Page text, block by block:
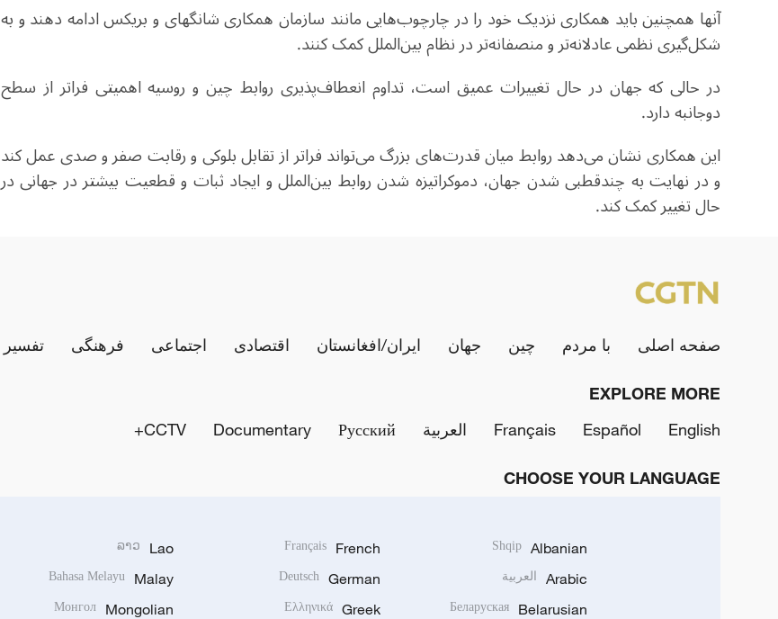
آنها همچنین باید همکاری نزدیک خود را در چارچوب‌هایی مانند سازمان همکاری شانگهای و بریکس ادامه دهند و به
شکل‌گیری نظمی عادلانه‌تر و منصفانه‌تر در نظام بین‌الملل کمک کنند.
در حالی که جهان در حال تغییرات عمیق است، تداوم انعطاف‌پذیری روابط چین و روسیه اهمیتی فراتر از سطح
دوجانبه دارد.
این همکاری نشان می‌دهد روابط میان قدرت‌های بزرگ می‌تواند فراتر از تقابل بلوکی و رقابت صفر و صدی عمل کند
و در نهایت به چندقطبی شدن جهان، دموکراتیزه شدن روابط بین‌الملل و ایجاد ثبات و قطعیت بیشتر در جهانی در
حال تغییر کمک کند.
صفحه اصلی با مردم چین جهان ایران/افغانستان اقتصادی اجتماعی فرهنگی تفسیر
EXPLORE MORE
English
Español
Français العربية Русский
Documentary
CCTV+
CHOOSE YOUR LANGUAGE
Albanian
Shqip
Arabic العربية
Belarusian
Беларуская
French
Français
German
Deutsch
Greek
Ελληνικά
Lao
ລາວ
Malay
Bahasa Melayu
Mongolian
Монгол